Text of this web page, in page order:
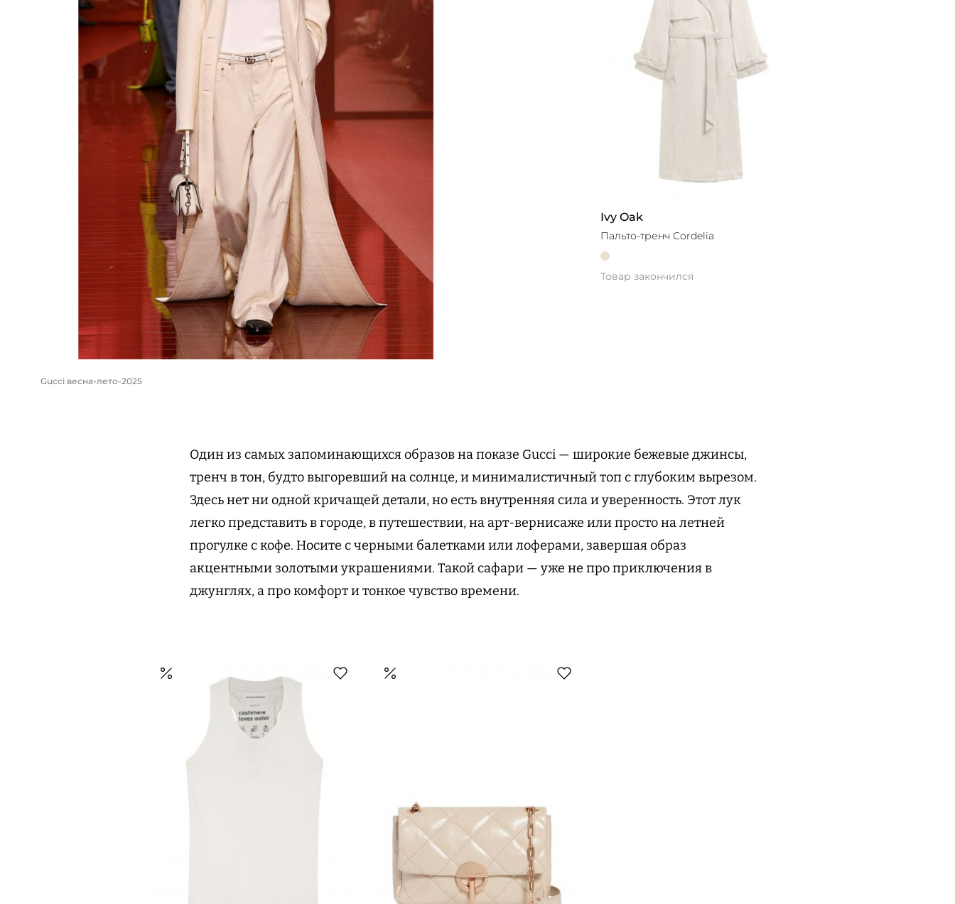
Gucci весна-лето-2025
Ivy Oak
Пальто-тренч Cordelia
Товар закончился
Один из самых запоминающихся образов на показе Gucci — широкие бежевые джинсы,
тренч в тон, будто выгоревший на солнце, и минималистичный топ с глубоким вырезом.
Здесь нет ни одной кричащей детали, но есть внутренняя сила и уверенность. Этот лук
легко представить в городе, в путешествии, на арт-вернисаже или просто на летней
прогулке с кофе. Носите с черными балетками или лоферами, завершая образ
акцентными золотыми украшениями. Такой сафари — уже не про приключения в
джунглях, а про комфорт и тонкое чувство времени.